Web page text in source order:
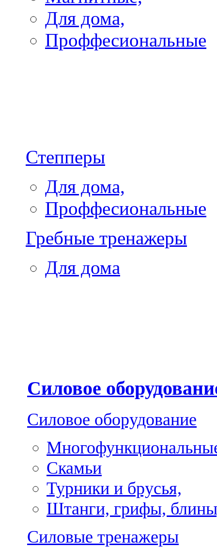
Для дома,
Проффесиональные
Степперы
Для дома,
Проффесиональные
Гребные тренажеры
Для дома
Силовое
Силовое оборудование
Скамьи
Турники и брусья,
Штанги, грифы,
Силовые тренажеры